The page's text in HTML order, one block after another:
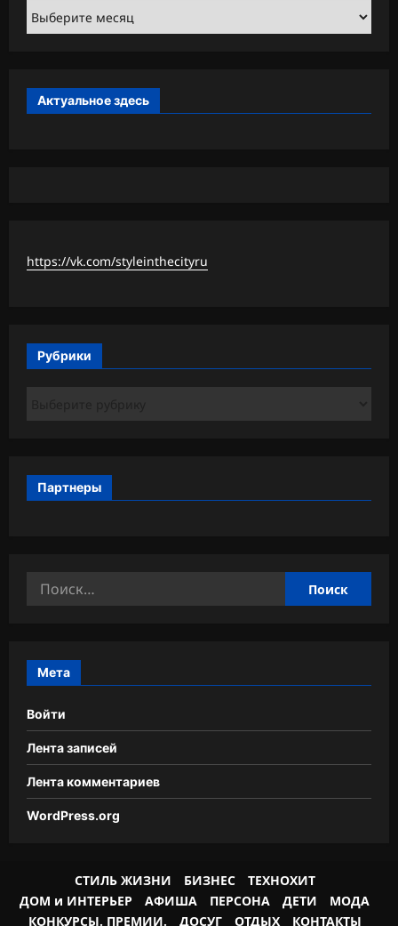
Архивы
Актуальное здесь
https://vk.com/styleinthecityru
Рубрики
Партнеры
Найти:
Мета
Войти
Лента записей
Лента комментариев
WordPress.org
СТИЛЬ ЖИЗНИ БИЗНЕС
ТЕХНОХИТ
ДОМ и ИНТЕРЬЕР
АФИША ПЕРСОНА ДЕТИ
МОДА
КОНКУРСЫ. ПРЕМИИ.
ДОСУГ ОТДЫХ КОНТАКТЫ